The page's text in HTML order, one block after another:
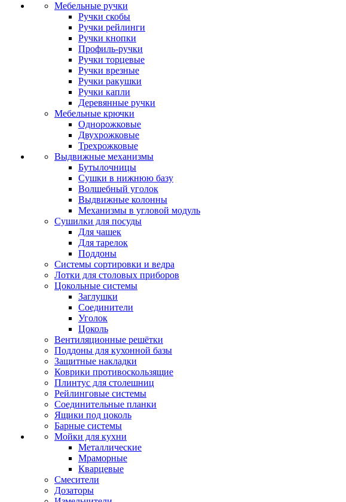
Мебельные ручки
Ручки скобы
Ручки рейлинги
Ручки кнопки
Профиль-ручки
Ручки торцевые
Ручки врезные
Ручки ракушки
Ручки капли
Деревянные ручки
Мебельные крючки
Однорожковые
Двухрожковые
Трехрожковые
Выдвижные механизмы
Бутылочницы
Сушки в нижнюю базу
Волшебный уголок
Выдвижные колонны
Механизмы в угловой модуль
Сушилки для посуды
Для чашек
Для тарелок
Поддоны
Системы сортировки и ведра
Лотки для столовых приборов
Цокольные системы
Заглушки
Соединители
Уголок
Цоколь
Вентиляционные решётки
Поддоны для кухонной базы
Защитные накладки
Коврики противоскользящие
Плинтус для столешниц
Рейлинговые системы
Соединительные планки
Ящики под цоколь
Барные системы
Мойки для кухни
Металлические
Мраморные
Кварцевые
Смесители
Дозаторы